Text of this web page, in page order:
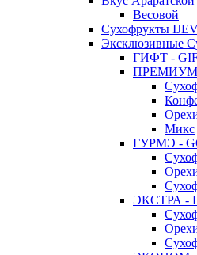
Весовой
Сухофрукты
Эксклюзивные
ГИФТ -
ПРЕМИУМ
Микс
ГУРМЭ -
ЭКСТРА -